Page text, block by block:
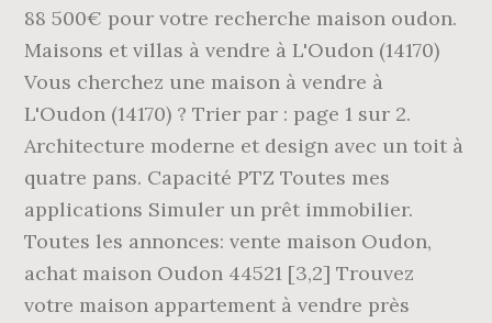
88 500€ pour votre recherche maison oudon.
Maisons et villas à vendre à L'Oudon (14170)
Vous cherchez une maison à vendre à
L'Oudon (14170) ? Trier par : page 1 sur 2.
Architecture moderne et design avec un toit à
quatre pans. Capacité PTZ Toutes mes
applications Simuler un prêt immobilier.
Toutes les annonces: vente maison Oudon,
achat maison Oudon 44521 [3,2] Trouvez
votre maison appartement à vendre près